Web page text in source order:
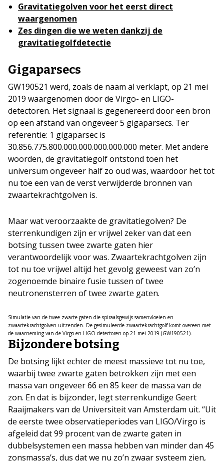
Gravitatiegolven voor het eerst direct
waargenomen
Zes dingen die we weten dankzij de
gravitatiegolfdetectie
Gigaparsecs
GW190521 werd, zoals de naam al verklapt, op 21 mei
2019 waargenomen door de Virgo- en LIGO-
detectoren. Het signaal is gegenereerd door een bron
op een afstand van ongeveer 5 gigaparsecs. Ter
referentie: 1 gigaparsec is
30.856.775.800.000.000.000.000.000 meter. Met andere
woorden, de gravitatiegolf ontstond toen het
universum ongeveer half zo oud was, waardoor het tot
nu toe een van de verst verwijderde bronnen van
zwaartekrachtgolven is.
Maar wat veroorzaakte de gravitatiegolven? De
sterrenkundigen zijn er vrijwel zeker van dat een
botsing tussen twee zwarte gaten hier
verantwoordelijk voor was. Zwaartekrachtgolven zijn
tot nu toe vrijwel altijd het gevolg geweest van zo’n
zogenoemde binaire fusie tussen of twee
neutronensterren of twee zwarte gaten.
Simulatie van de twee zwarte gaten die spiraalsgewijs samenvloeien en
zwaartekrachtgolven uitzenden. De gesimuleerde zwaartekrachtgolf komt overeen met
de waarneming van de Virgo en LIGO-detectoren op 21 mei 2019 (GW190521).
Bijzondere botsing
De botsing lijkt echter de meest massieve tot nu toe,
waarbij twee zwarte gaten betrokken zijn met een
massa van ongeveer 66 en 85 keer de massa van de
zon. En dat is bijzonder, legt sterrenkundige Geert
Raaijmakers van de Universiteit van Amsterdam uit. “Uit
de eerste twee observatieperiodes van LIGO/Virgo is
afgeleid dat 99 procent van de zwarte gaten in
dubbelsystemen een massa hebben van minder dan 45
zonsmassa’s, dus dat we nu zo’n zwaar systeem zien,